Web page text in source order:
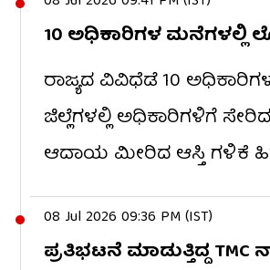
10 ಅಧಿಕಾರಿಗಳ ಮನೆಗಳಲ್ಲಿ
ರಾಜ್ಯದ ವಿವಿಧೆಡೆ 10
ಜಿಲ್ಲೆಗಳಲ್ಲಿ ಅಧಿಕಾರಿಗಳಿಗೆ
ಆದಾಯ ಮೀರಿದ ಆಸ್ತಿ ಗಳಿಕೆ
08 Jul 2026 09:36 PM (IST)
ಪ್ರತಿಭಟನೆ ಮಾಡುತ್ತಿದ್ದ